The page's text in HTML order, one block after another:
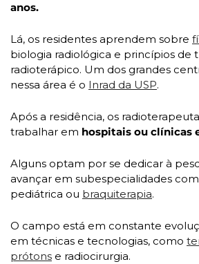
anos.
Lá, os residentes aprendem sobre
biologia radiológica e princípios de
radioterápico. Um dos grandes
nessa área é o Inrad da USP.
Após a residência, os
trabalhar em hospitais ou clínicas
Alguns optam por se dedicar à
avançar em subespecialidades
pediátrica ou braquiterapia.
O campo está em constante
em técnicas e tecnologias, como
prótons e radiocirurgia.